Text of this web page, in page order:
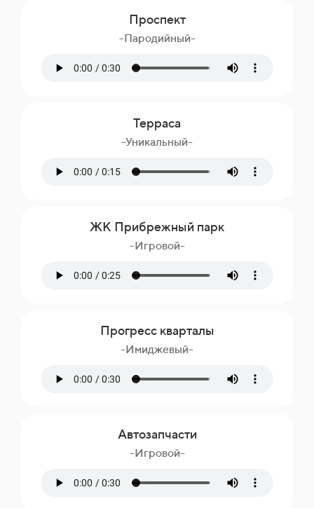
Проспект
-Пародийный-
Терраса
-Уникальный-
ЖК Прибрежный парк
-Игровой-
Прогресс кварталы
-Имиджевый-
Автозапчасти
-Игровой-